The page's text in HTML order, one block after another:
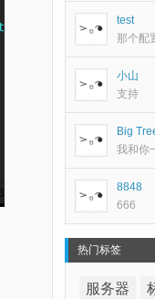
test
那个配
小山
支持
Big
我和你
8848
666
热门标签
服务器